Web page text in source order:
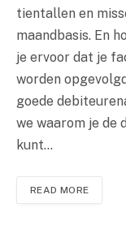
tientallen en
maandbasis. En
je ervoor dat je
worden
goede
we waarom je de
kunt…
READ MORE